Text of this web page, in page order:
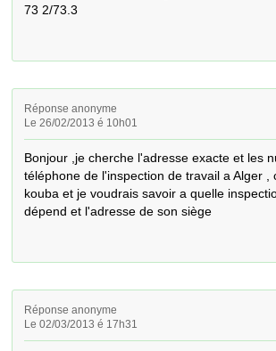
73 2/73.3
Réponse anonyme
Le 26/02/2013 é 10h01
Bonjour ,je cherche l'adresse exacte et les
téléphone de l'inspection de travail a Alger ,
kouba et je voudrais savoir a quelle
dépend et l'adresse de son siège
Réponse anonyme
Le 02/03/2013 é 17h31